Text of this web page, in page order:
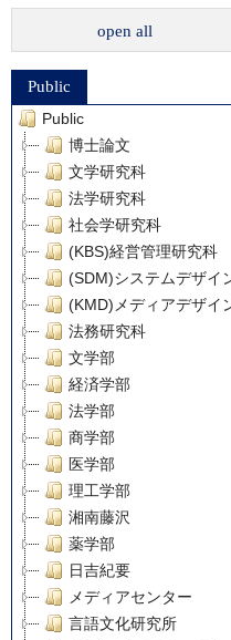
open all
Public
Public
博士論文
文学研究科
法学研究科
社会学研究科
(KBS)経営管理研究科
(SDM)システムデザイ
(KMD)メディアデザイ
法務研究科
文学部
経済学部
法学部
商学部
医学部
理工学部
湘南藤沢
薬学部
日吉紀要
メディアセンター
言語文化研究所